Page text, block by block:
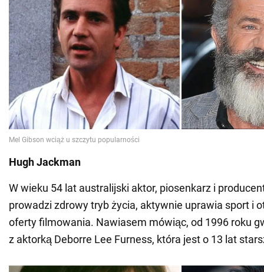
Hugh Jackman
W wieku 54 lat australijski aktor, piosenkarz i
prowadzi zdrowy tryb życia, aktywnie uprawia sport i
oferty filmowania. Nawiasem mówiąc, od 1996 roku
z aktorką Deborre Lee Furness, która jest o 13 lat